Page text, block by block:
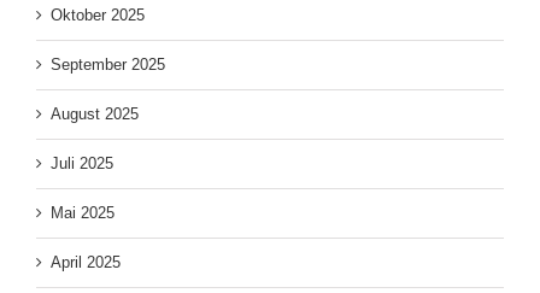
Oktober 2025
September 2025
August 2025
Juli 2025
Mai 2025
April 2025